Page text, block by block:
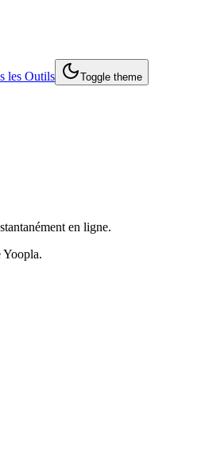
les Outils Toggle theme
en ligne.
Yoopla.